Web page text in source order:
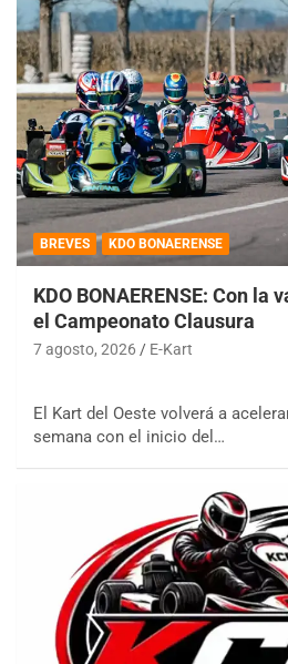
BREVES KDO BONAERENSE
KDO BONAERENSE: Con la
el Campeonato Clausura
7 agosto, 2026 E-Kart
El Kart del Oeste volverá a
semana con el inicio del…